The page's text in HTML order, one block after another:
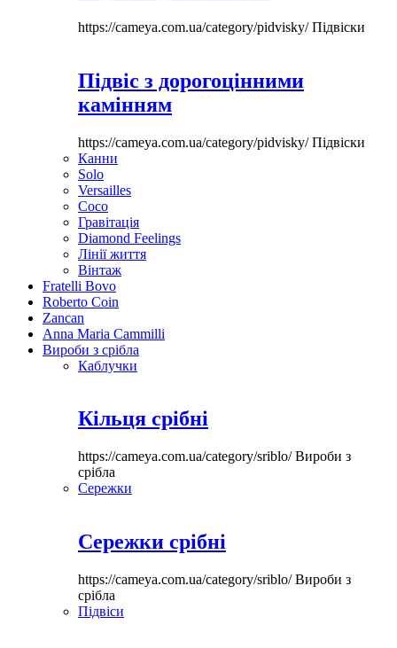
https://cameya.com.ua/category/pidvisky/Підвіски
Підвіс з дорогоцінними
камінням
https://cameya.com.ua/category/pidvisky/Підвіски
Канни
Solo
Versailles
Coco
Гравітація
Diamond Feelings
Лінії життя
Вінтаж
Fratelli Bovo
Roberto Coin
Zancan
Anna Maria Cammilli
Вироби з срібла
Каблучки
Кільця срібні
https://cameya.com.ua/category/sriblo/Вироби з
срібла
Сережки
Сережки срібні
https://cameya.com.ua/category/sriblo/Вироби з
срібла
Підвіси